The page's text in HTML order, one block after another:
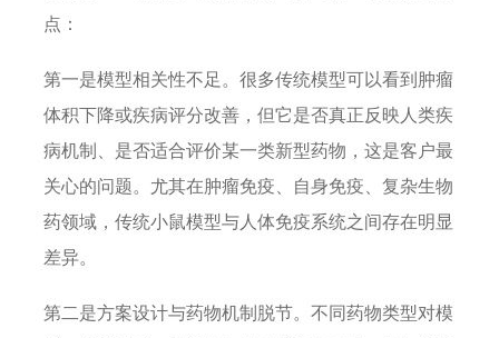
点：
第一是模型相关性不足。很多传统模型可以看到肿瘤
体积下降或疾病评分改善，但它是否真正反映人类疾
病机制、是否适合评价某一类新型药物，这是客户最
关心的问题。尤其在肿瘤免疫、自身免疫、复杂生物
药领域，传统小鼠模型与人体免疫系统之间存在明显
差异。
第二是方案设计与药物机制脱节。不同药物类型对模